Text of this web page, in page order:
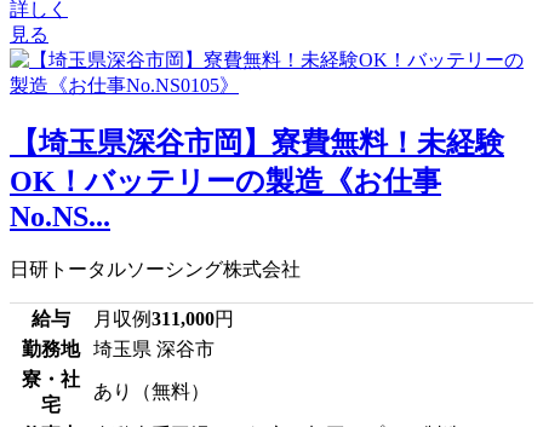
詳しく
見る
【埼玉県深谷市岡】寮費無料！未経験
OK！バッテリーの製造《お仕事
No.NS...
日研トータルソーシング株式会社
給与 月収例311,000円
勤務地
埼玉県 深谷市
寮・社
宅
あり（無料）